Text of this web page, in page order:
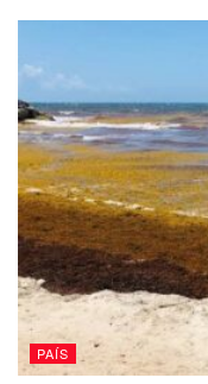
La persona que va
encuentra en suelo
Coahuila, mostrando
fuertemente vigilado
quienes advierten a
a los que se
Estados Unidos.
PAÍS